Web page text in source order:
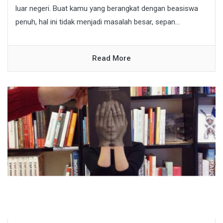
luar negeri. Buat kamu yang berangkat dengan beasiswa
penuh, hal ini tidak menjadi masalah besar, sepan...
Read More